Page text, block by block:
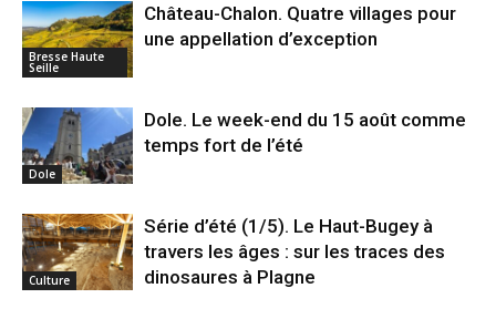
Bresse Haute
Seille
Château-Chalon. Quatre villages pour
une appellation d’exception
Dole
Dole. Le week-end du 15 août comme
temps fort de l’été
Culture
Série d’été (1/5). Le Haut-Bugey à
travers les âges : sur les traces des
dinosaures à Plagne